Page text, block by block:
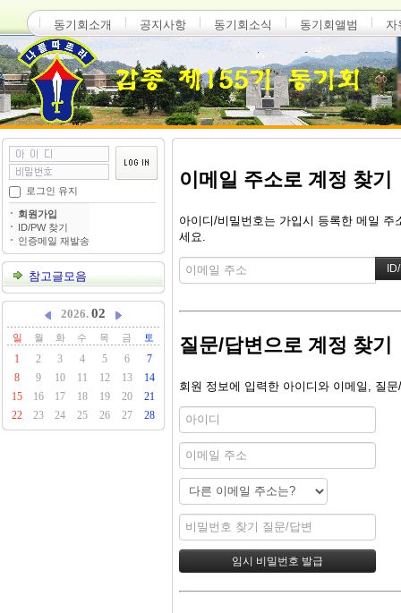
동기회소개 공지사항 동기회소식 동기회앨범 자
로그인 유지
회원가입
ID/PW 찾기
인증메일 재발송
참고글모음
2026. 02
일 월 화 수 목 금 토
1 2 3 4 5 6
7
8
9 10 11 12 13
14
15
16 17 18 19 20
21
22
23 24 25 26 27 28
이메일 주소로 계정 찾기
아이디/비밀번호는 가입시 등록한 메일
세요.
질문/답변으로 계정 찾기
회원 정보에 입력한 아이디와 이메일, 질